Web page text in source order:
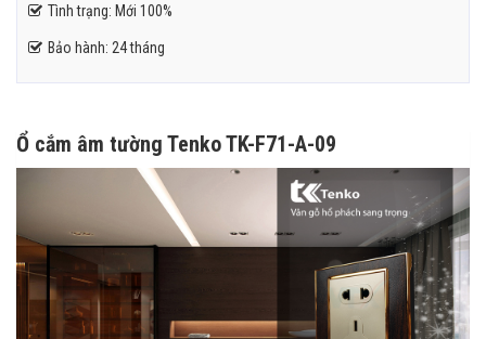
Tình trạng: Mới 100%
Bảo hành: 24 tháng
Ổ cắm âm tường Tenko TK-F71-A-09